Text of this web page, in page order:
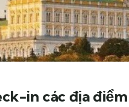
in các địa